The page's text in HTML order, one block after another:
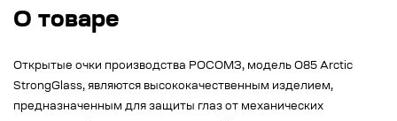
О товаре
Открытые очки производства РОСОМЗ, модель О85 Arctic
StrongGlass, являются высококачественным изделием,
предназначенным для защиты глаз от механических